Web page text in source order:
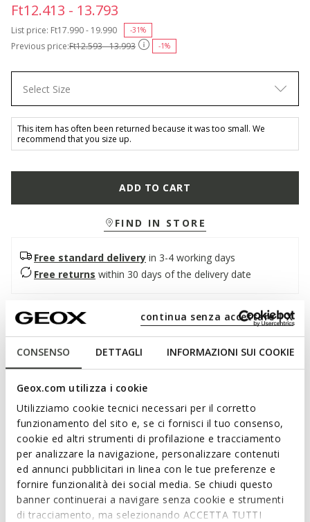
CONSENSO DETTAGLI INFORMAZIONI SUI COOKIE
Geox.com utilizza i cookie
Utilizziamo cookie tecnici necessari per il corretto
funzionamento del sito e, se ci fornisci il tuo consenso,
cookie ed altri strumenti di profilazione e tracciamento
per analizzare la navigazione, personalizzare contenuti
ed annunci pubblicitari in linea con le tue preferenze e
fornire funzionalità dei social media. Se chiudi questo
banner continuerai a navigare senza cookie e strumenti
di tracciamento, ma selezionando ACCETTA TUTTI
continua senza accettare | X
Ft12.413 - 13.793
List price: Price reduced from
Ft17.990 - 19.990 -31%
Previous price:Ft12.593 - 13.993 -1%
Select Size
This item has often been returned because it was too small. We
recommend that you size up.
ADD TO CART
FIND IN STORE
Free standard delivery in 3-4 working days
Free returns within 30 days of the delivery date
Description
match tennis-court aesthetic. This white version of Eclyper
with blue detailing boasts a sleek silhouette and sporty
aesthetic, making it the ultimate way to round off day-to-day
dressing. It has been crafted from a leather-effect material
and fabric and fastens with elasticated lacing and a riptape
closure for a practical foot entry and snug fit.
ITEM CODE:J36LSA000BCC0006
Read more
Features
Quick and easy to put on